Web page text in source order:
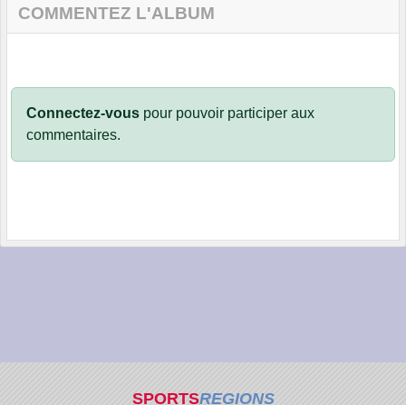
COMMENTEZ L'ALBUM
Connectez-vous pour pouvoir participer aux
commentaires.
SPORTSREGIONS